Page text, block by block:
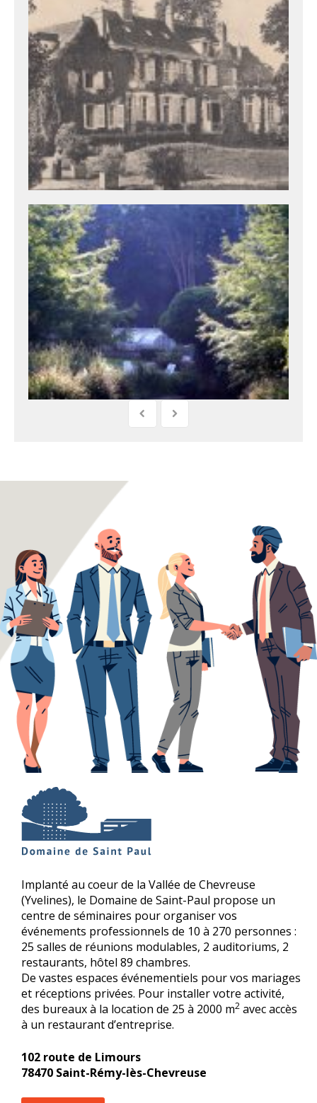
Implanté au coeur de la Vallée de Chevreuse
(Yvelines), le Domaine de Saint-Paul propose un
centre de séminaires pour organiser vos
événements professionnels de 10 à 270 personnes :
25 salles de réunions modulables, 2 auditoriums, 2
restaurants, hôtel 89 chambres.
De vastes espaces événementiels pour vos mariages
et réceptions privées. Pour installer votre activité,
des bureaux à la location de 25 à 2000 m2 avec accès
à un restaurant d’entreprise.
102 route de Limours
78470 Saint-Rémy-lès-Chevreuse